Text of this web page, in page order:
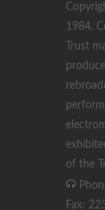
1984.
Trust
of the
Fax: